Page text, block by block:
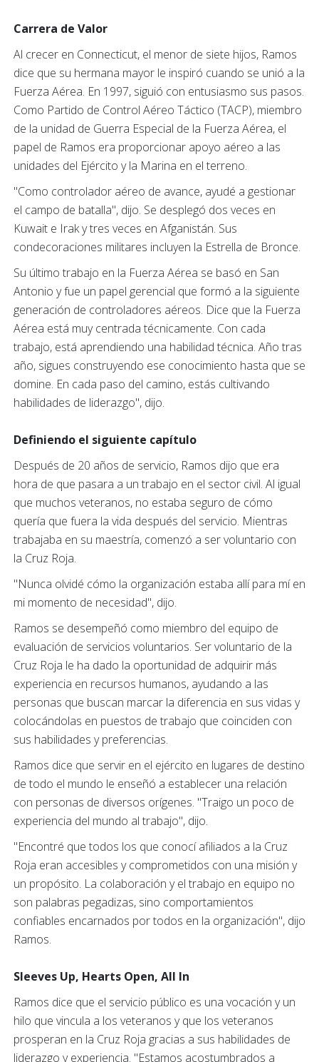
Carrera de Valor
Al crecer en Connecticut, el menor de siete hijos, Ramos
dice que su hermana mayor le inspiró cuando se unió a la
Fuerza Aérea. En 1997, siguió con entusiasmo sus pasos.
Como Partido de Control Aéreo Táctico (TACP), miembro
de la unidad de Guerra Especial de la Fuerza Aérea, el
papel de Ramos era proporcionar apoyo aéreo a las
unidades del Ejército y la Marina en el terreno.
"Como controlador aéreo de avance, ayudé a gestionar
el campo de batalla", dijo. Se desplegó dos veces en
Kuwait e Irak y tres veces en Afganistán. Sus
condecoraciones militares incluyen la Estrella de Bronce.
Su último trabajo en la Fuerza Aérea se basó en San
Antonio y fue un papel gerencial que formó a la siguiente
generación de controladores aéreos. Dice que la Fuerza
Aérea está muy centrada técnicamente. Con cada
trabajo, está aprendiendo una habilidad técnica. Año tras
año, sigues construyendo ese conocimiento hasta que se
domine. En cada paso del camino, estás cultivando
habilidades de liderazgo", dijo.
Definiendo el siguiente capítulo
Después de 20 años de servicio, Ramos dijo que era
hora de que pasara a un trabajo en el sector civil. Al igual
que muchos veteranos, no estaba seguro de cómo
quería que fuera la vida después del servicio. Mientras
trabajaba en su maestría, comenzó a ser voluntario con
la Cruz Roja.
"Nunca olvidé cómo la organización estaba allí para mí en
mi momento de necesidad", dijo.
Ramos se desempeñó como miembro del equipo de
evaluación de servicios voluntarios. Ser voluntario de la
Cruz Roja le ha dado la oportunidad de adquirir más
experiencia en recursos humanos, ayudando a las
personas que buscan marcar la diferencia en sus vidas y
colocándolas en puestos de trabajo que coinciden con
sus habilidades y preferencias.
Ramos dice que servir en el ejército en lugares de destino
de todo el mundo le enseñó a establecer una relación
con personas de diversos orígenes. "Traigo un poco de
experiencia del mundo al trabajo", dijo.
"Encontré que todos los que conocí afiliados a la Cruz
Roja eran accesibles y comprometidos con una misión y
un propósito. La colaboración y el trabajo en equipo no
son palabras pegadizas, sino comportamientos
confiables encarnados por todos en la organización", dijo
Ramos.
Sleeves Up, Hearts Open, All In
Ramos dice que el servicio público es una vocación y un
hilo que vincula a los veteranos y que los veteranos
prosperan en la Cruz Roja gracias a sus habilidades de
liderazgo y experiencia. "Estamos acostumbrados a